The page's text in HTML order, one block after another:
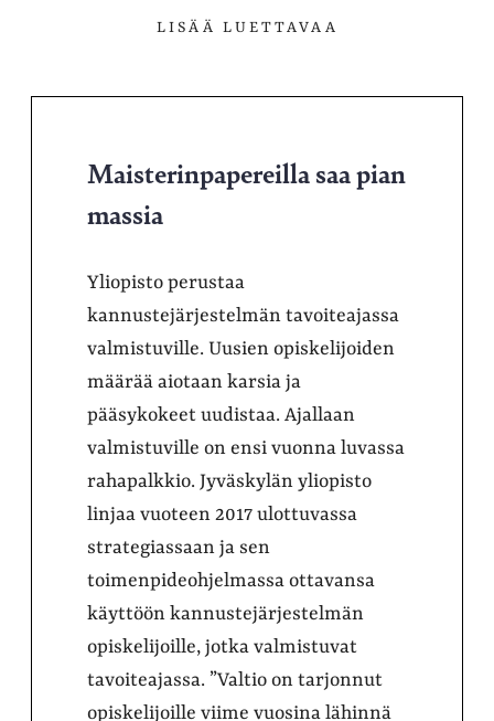
LISÄÄ LUETTAVAA
Maisterinpapereilla saa pian
massia
Yliopisto perustaa
kannustejärjestelmän tavoiteajassa
valmistuville. Uusien opiskelijoiden
määrää aiotaan karsia ja
pääsykokeet uudistaa. Ajallaan
valmistuville on ensi vuonna luvassa
rahapalkkio. Jyväskylän yliopisto
linjaa vuoteen 2017 ulottuvassa
strategiassaan ja sen
toimenpideohjelmassa ottavansa
käyttöön kannustejärjestelmän
opiskelijoille, jotka valmistuvat
tavoiteajassa. ”Valtio on tarjonnut
opiskelijoille viime vuosina lähinnä